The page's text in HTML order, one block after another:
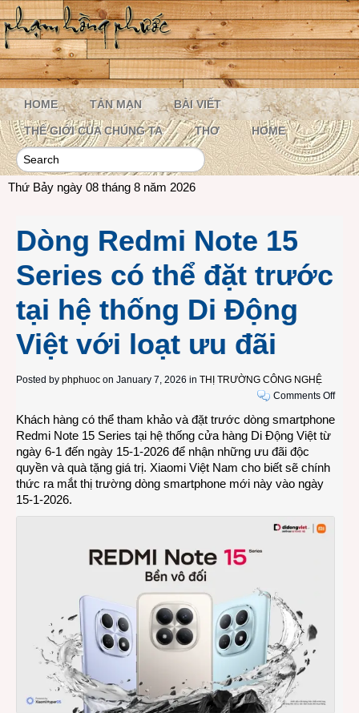
HOME TẢN MẠN BÀI VIẾT
THẾ GIỚI CỦA CHÚNG TA THƠ HOME
Thứ Bảy ngày 08 tháng 8 năm 2026
Dòng Redmi Note 15
Series có thể đặt trước
tại hệ thống Di Động
Việt với loạt ưu đãi
Posted by phphuoc on January 7, 2026 in THỊ TRƯỜNG CÔNG NGHỆ
Comments Offon
Khách hàng có thể tham khảo và đặt trước dòng smartphone
Redmi Note 15 Series tại hệ thống cửa hàng Di Động Việt từ
ngày 6-1 đến ngày 15-1-2026 để nhận những ưu đãi độc
quyền và quà tặng giá trị. Xiaomi Việt Nam cho biết sẽ chính
thức ra mắt thị trường dòng smartphone mới này vào ngày
15-1-2026.